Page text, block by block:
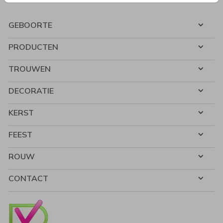
GEBOORTE
PRODUCTEN
TROUWEN
DECORATIE
KERST
FEEST
ROUW
CONTACT